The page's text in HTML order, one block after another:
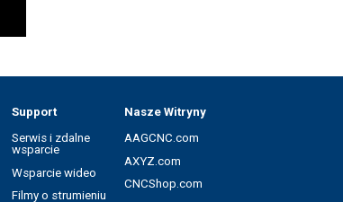
Support
Serwis i zdalne
wsparcie
Wsparcie wideo
Filmy o strumieniu
Nasze Witryny
AAGCNC.com
AXYZ.com
CNCShop.com